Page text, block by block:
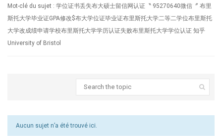
Mot-clé du sujet : 学位证书丢失布大硕士留信网认证〝 95270640微信〞 布里
斯托大学毕业证GPA修改$布大学位证毕业证布里斯托大学二等二学位布里斯托
大学改成绩申请学校布里斯托大学学历认证失败布里斯托大学学位认证 知乎
University of Bristol
Aucun sujet n’a été trouvé ici.